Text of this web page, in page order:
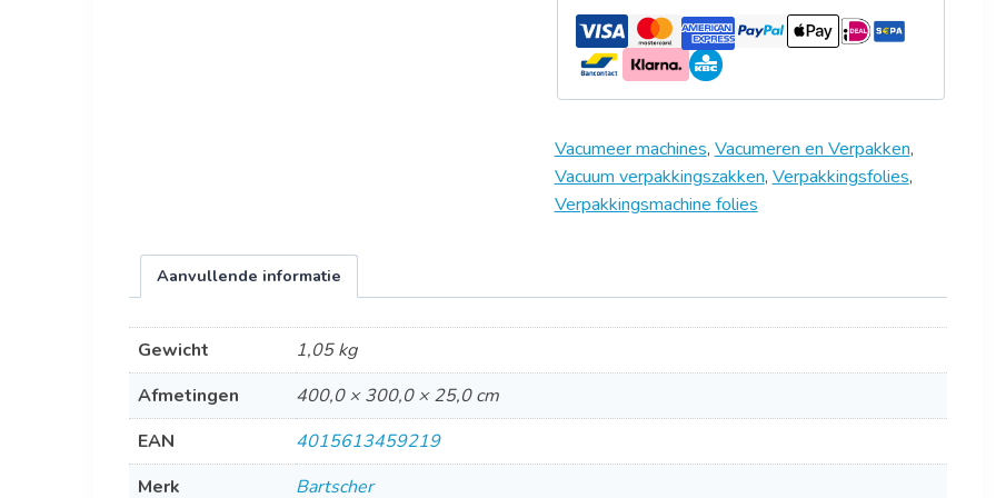
Vacumeer machines, Vacumeren en Verpakken,
Vacuum verpakkingszakken, Verpakkingsfolies,
Verpakkingsmachine folies
Aanvullende informatie
Gewicht
1,05 kg
Afmetingen
400,0 × 300,0 × 25,0 cm
EAN
4015613459219
Merk
Bartscher